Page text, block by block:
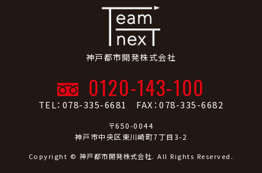
神戸都市開発株式会社
0120-143-100
TEL：078-335-6681 FAX：078-335-6682
〒650-0044
神戸市中央区東川崎町7丁目3-2
Copyright © 神戸都市開発株式会社. All Rights Reserved.